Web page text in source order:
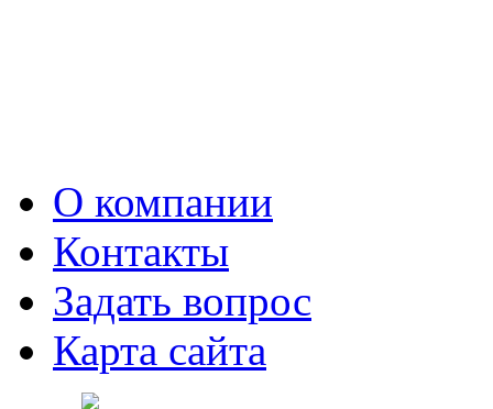
О компании
Контакты
Задать вопрос
Карта сайта